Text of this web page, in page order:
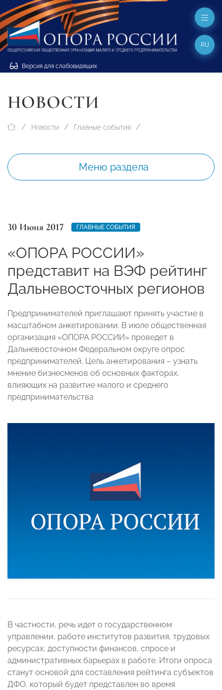
Версия для слабовидящих
RU
НОВОСТИ
Новости Главные события
Меню раздела
30 Июня 2017 ГЛАВНЫЕ СОБЫТИЯ
«ОПОРА РОССИИ»
представит на ВЭФ рейтинг
Дальневосточных регионов
Предпринимателей приглашают принять участие в
масштабном анкетировании. В июле общественная
организация «ОПОРА РОССИИ» проведет в
Дальневосточном Федеральном округе опрос
предпринимателей. Цель анкетирования – узнать
мнение бизнесменов об основных факторах,
влияющих на развитие малого и среднего
предпринимательства
В частности, речь идет о государственном
управлении, работе институтов развития, трудовых
ресурсах, доступности финансов, спросе и
административных барьерах в работе. Итоги опроса
станут основой для составления рейтинга субъектов
ДФО, который будет представлен во время